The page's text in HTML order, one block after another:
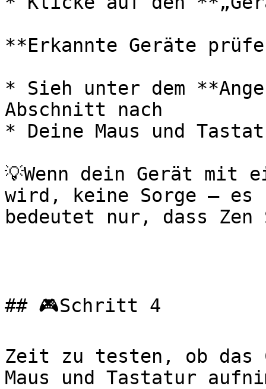
**Erkannte Geräte
* Sieh unter dem
Abschnitt nach
* Deine Maus und
💡Wenn dein Gerät mit
wird, keine Sorge —
bedeutet nur, dass
## 🎮Schritt 4
Zeit zu testen, ob das
Maus und Tastatur